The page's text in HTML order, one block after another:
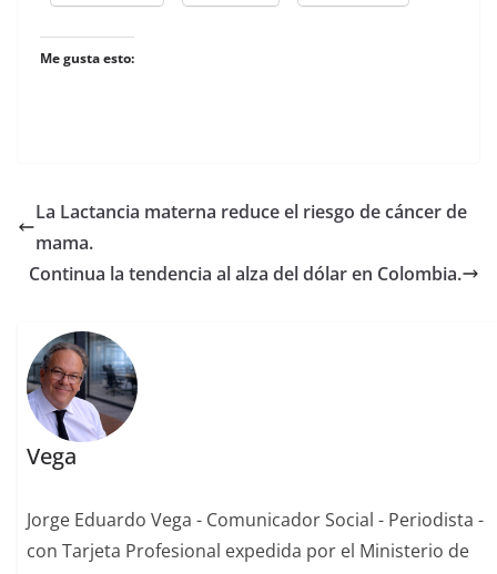
Me gusta esto:
La Lactancia materna reduce el riesgo de cáncer de
mama.
Continua la tendencia al alza del dólar en Colombia.
Vega
Jorge Eduardo Vega - Comunicador Social - Periodista -
con Tarjeta Profesional expedida por el Ministerio de